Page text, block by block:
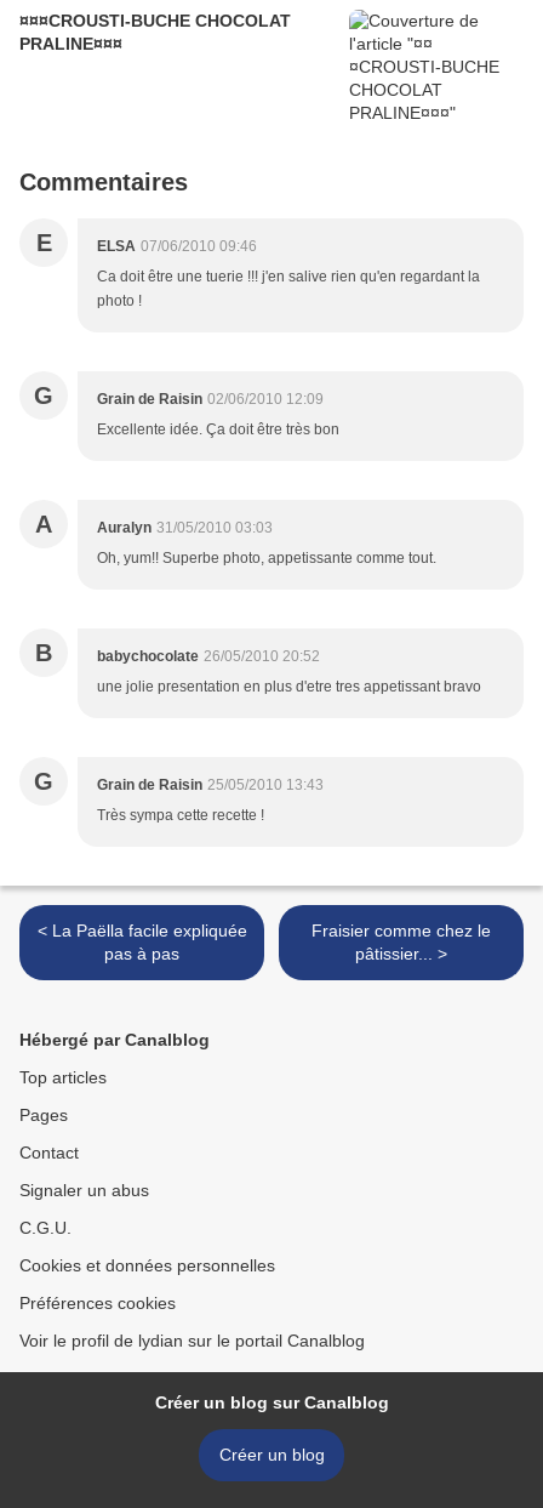
¤¤¤CROUSTI-BUCHE CHOCOLAT
PRALINE¤¤¤
Commentaires
E ELSA 07/06/2010 09:46
Ca doit être une tuerie !!! j'en salive rien qu'en regardant la
photo !
G Grain de Raisin 02/06/2010 12:09
Excellente idée. Ça doit être très bon
A Auralyn 31/05/2010 03:03
Oh, yum!! Superbe photo, appetissante comme tout.
B babychocolate 26/05/2010 20:52
une jolie presentation en plus d'etre tres appetissant bravo
G Grain de Raisin 25/05/2010 13:43
Très sympa cette recette !
< La Paëlla facile expliquée
pas à pas
Fraisier comme chez le
pâtissier... >
Hébergé par Canalblog
Top articles
Pages
Contact
Signaler un abus
C.G.U.
Cookies et données personnelles
Préférences cookies
Voir le profil de lydian sur le portail Canalblog
Créer un blog sur Canalblog
Créer un blog